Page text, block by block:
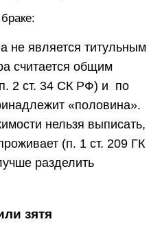
является титульным
считается общим
2 ст. 34 СК РФ) и по
«половина».
нельзя выписать,
(п. 1 ст. 209 ГК
разделить
зятя